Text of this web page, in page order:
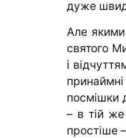
дуже
Але
святого
і
посмішки
– в тій же
простіше